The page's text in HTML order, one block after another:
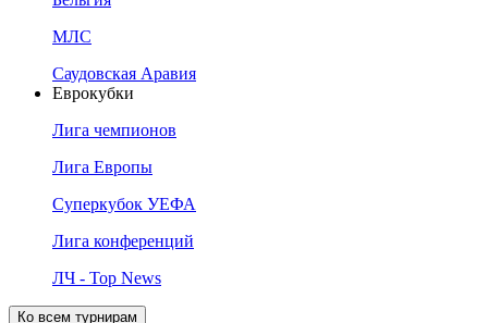
МЛС
Саудовская Аравия
Еврокубки
Лига чемпионов
Лига Европы
Суперкубок УЕФА
Лига конференций
ЛЧ - Top News
Ко всем турнирам